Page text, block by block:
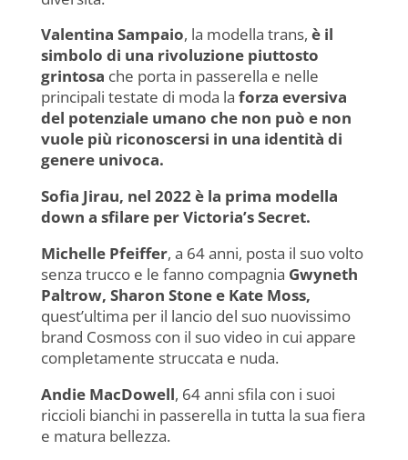
Valentina Sampaio, la modella trans, è il
simbolo di una rivoluzione piuttosto
grintosa che porta in passerella e nelle
principali testate di moda la forza eversiva
del potenziale umano che non può e non
vuole più riconoscersi in una identità di
genere univoca.
Sofia Jirau, nel 2022 è la prima modella
down a sfilare per Victoria’s Secret.
Michelle Pfeiffer, a 64 anni, posta il suo volto
senza trucco e le fanno compagnia Gwyneth
Paltrow, Sharon Stone e Kate Moss,
quest’ultima per il lancio del suo nuovissimo
brand Cosmoss con il suo video in cui appare
completamente struccata e nuda.
Andie MacDowell, 64 anni sfila con i suoi
riccioli bianchi in passerella in tutta la sua fiera
e matura bellezza.